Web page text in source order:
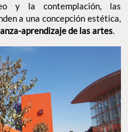
y la contemplación, las
a una concepción estética,
aprendizaje de las artes.